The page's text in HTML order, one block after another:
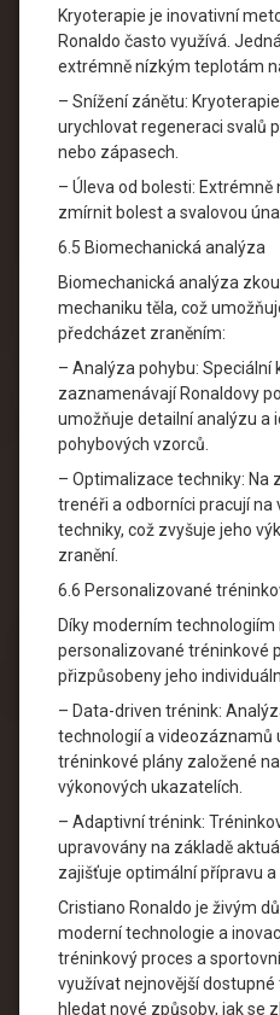
Kryoterapie je inovativní
Ronaldo často využívá.
extrémně nízkým teplotám
– Snížení zánětu:
urychlovat regeneraci svalů
nebo zápasech.
– Úleva od bolesti:
zmírnit bolest a svalovou
6.5 Biomechanická analýza
Biomechanická analýza
mechaniku těla, což
předcházet zraněním:
– Analýza pohybu: Speciální
zaznamenávají Ronaldovy
umožňuje detailní analýzu a
pohybových vzorců.
– Optimalizace techniky: Na
trenéři a odborníci pracují na
techniky, což zvyšuje jeho
zranění.
6.6 Personalizované
Díky moderním
personalizované tréninkové
přizpůsobeny jeho
– Data-driven trénink:
technologií a videozáznamů
tréninkové plány založené
výkonových ukazatelích.
– Adaptivní trénink:
upravovány na základě
zajišťuje optimální přípravu a
Cristiano Ronaldo je živým
moderní technologie a
tréninkový proces a
využívat nejnovější
hledat nové způsoby, jak se